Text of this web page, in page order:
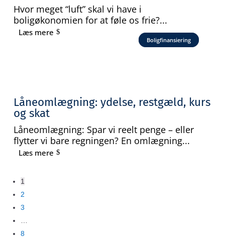
Hvor meget “luft” skal vi have i
boligøkonomien for at føle os frie?...
Læs mere
Boligfinansiering
Låneomlægning: ydelse, restgæld, kurs
og skat
Låneomlægning: Spar vi reelt penge – eller
flytter vi bare regningen? En omlægning...
Læs mere
1
2
3
8